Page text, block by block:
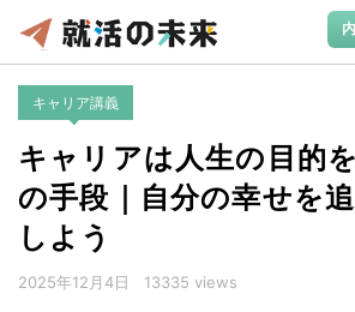
キャリア講義
キャリアは人生の目的
の手段｜自分の幸せを
しよう
2025年12月4日 13335 views